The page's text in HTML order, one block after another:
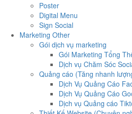
Poster
Digital Menu
Sign Social
Marketing Other
Gói dịch vụ marketing
Gói Marketing Tổng
Dịch vụ Chăm Sóc
Quảng cáo (Tăng nhanh
Dịch Vụ Quảng Cáo
Dịch Vụ Quảng Cáo
Dịch vụ Quảng cáo